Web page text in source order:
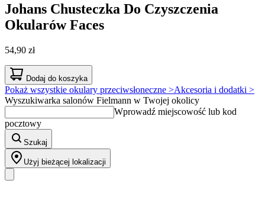
Johans Chusteczka Do Czyszczenia
Okularów Faces
54,90 zł
Dodaj do koszyka
Pokaż wszystkie okulary przeciwsłoneczne >Akcesoria i dodatki >
Wyszukiwarka salonów Fielmann w Twojej okolicy
Wprowadź miejscowość lub kod
pocztowy
Szukaj
Użyj bieżącej lokalizacji